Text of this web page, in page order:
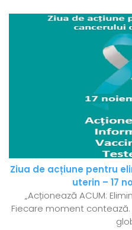
Ziua de acțiune pentru
uterin – 17
„Acționează ACUM:
Fiecare moment